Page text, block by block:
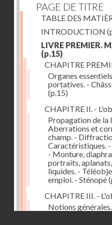
PAGE DE TITRE
TABLE DES
INTRODUCTION
LIVRE PREMIER.
(p.15)
CHAPITRE
Organes
portatives. -
(p.15)
CHAPITRE II. -
Propagation de la
Aberrations et
champ. -
Caractéristiques.
- Monture,
portraits,
liquides. -
emploi. - Sténopé
CHAPITRE III. -
Notions